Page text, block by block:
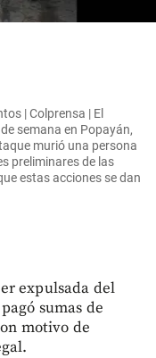
| Colprensa | El
semana en Popayán,
murió una persona
preliminares de las
estas acciones se dan
expulsada del
sumas de
motivo de